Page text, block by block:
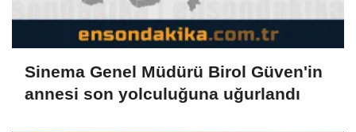
Sinema Genel Müdürü Birol Güven'in
annesi son yolculuğuna uğurlandı